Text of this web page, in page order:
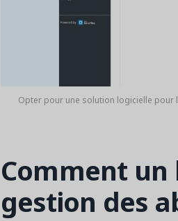
Opter pour une solution logicielle
Comment
gestion des